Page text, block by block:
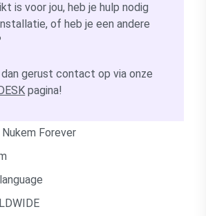
is voor jou, heb je hulp nodig
of heb je een andere
gerust contact op via onze
pagina!
Nukem Forever